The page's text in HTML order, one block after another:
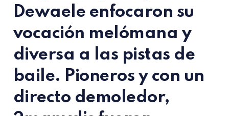
Dewaele enfocaron su
vocación melómana y
diversa a las pistas de
baile. Pioneros y con un
directo demoledor,